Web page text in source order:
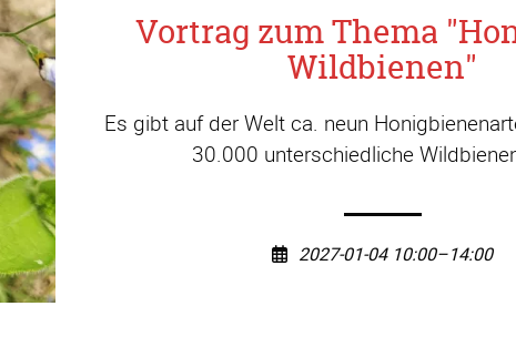
Vortrag zum Thema
Wildbienen"
Es gibt auf der Welt ca. neun
30.000 unterschiedliche
2027-01-04 10:00–14:00